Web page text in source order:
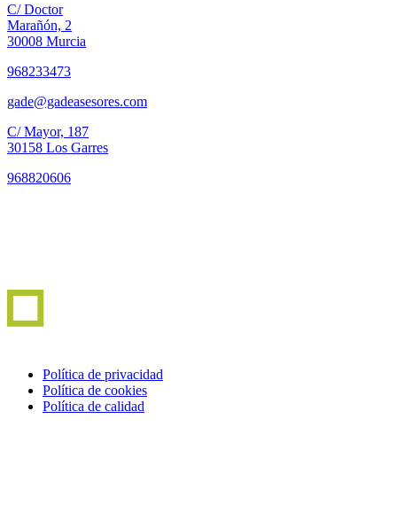
C/ Doctor
Marañón, 2
30008 Murcia
968233473
gade@gadeasesores.com
C/ Mayor, 187
30158 Los Garres
968820606
Política de privacidad
Política de cookies
Política de calidad